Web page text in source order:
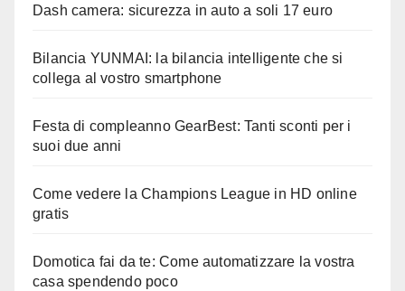
Dash camera: sicurezza in auto a soli 17 euro
Bilancia YUNMAI: la bilancia intelligente che si
collega al vostro smartphone
Festa di compleanno GearBest: Tanti sconti per i
suoi due anni
Come vedere la Champions League in HD online
gratis
Domotica fai da te: Come automatizzare la vostra
casa spendendo poco